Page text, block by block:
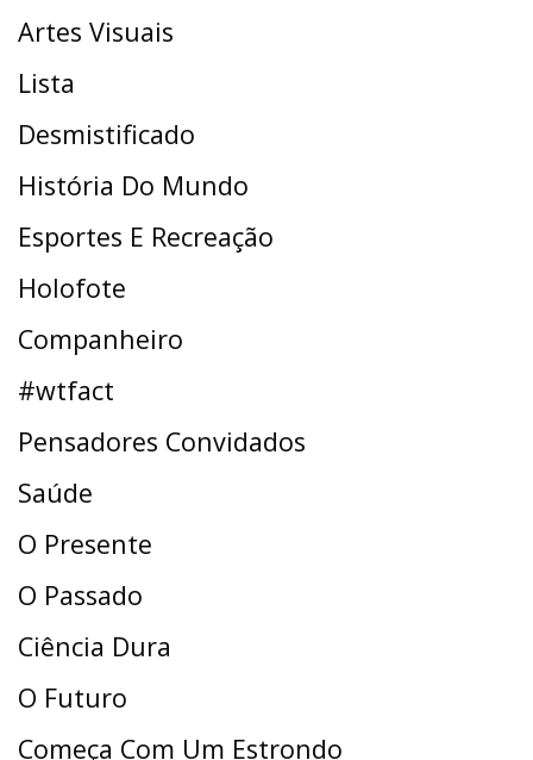
Artes Visuais
Lista
Desmistificado
História Do Mundo
Esportes E Recreação
Holofote
Companheiro
#wtfact
Pensadores Convidados
Saúde
O Presente
O Passado
Ciência Dura
O Futuro
Começa Com Um Estrondo